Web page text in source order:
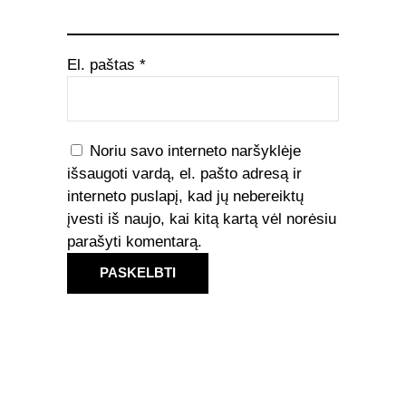
El. paštas *
Noriu savo interneto naršyklėje
išsaugoti vardą, el. pašto adresą ir
interneto puslapį, kad jų nebereiktų
įvesti iš naujo, kai kitą kartą vėl norėsiu
parašyti komentarą.